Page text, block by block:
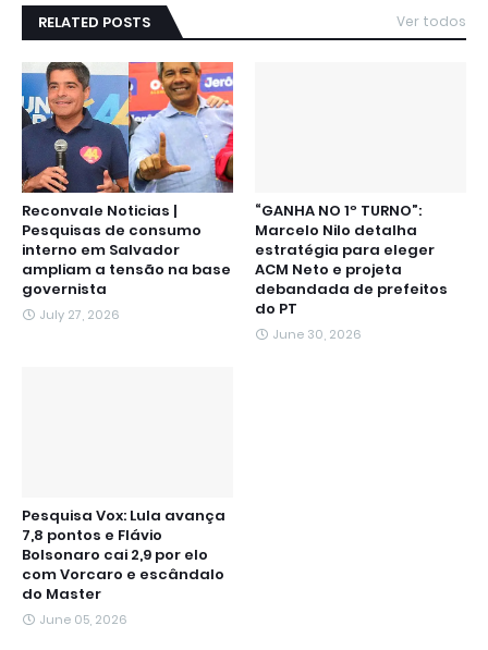
RELATED POSTS Ver todos
Reconvale Noticias |
Pesquisas de consumo
interno em Salvador
ampliam a tensão na base
governista
July 27, 2026
“GANHA NO 1º TURNO”:
Marcelo Nilo detalha
estratégia para eleger
ACM Neto e projeta
debandada de prefeitos
do PT
June 30, 2026
Pesquisa Vox: Lula avança
7,8 pontos e Flávio
Bolsonaro cai 2,9 por elo
com Vorcaro e escândalo
do Master
June 05, 2026